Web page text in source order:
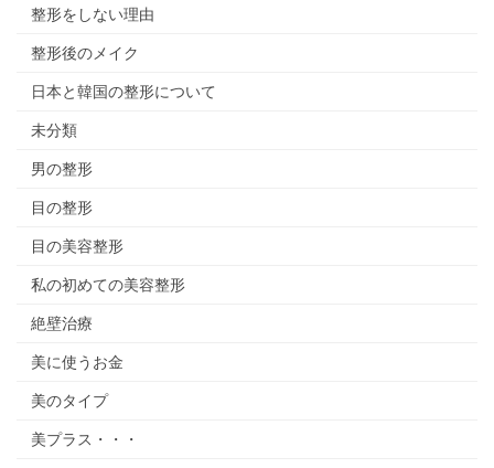
整形をしない理由
整形後のメイク
日本と韓国の整形について
未分類
男の整形
目の整形
目の美容整形
私の初めての美容整形
絶壁治療
美に使うお金
美のタイプ
美プラス・・・